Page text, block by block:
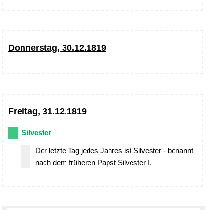
Donnerstag, 30.12.1819
Freitag, 31.12.1819
Silvester
Der letzte Tag jedes Jahres ist Silvester - benannt
nach dem früheren Papst Silvester I.